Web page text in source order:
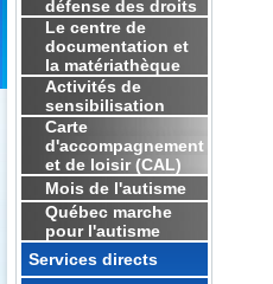
défense des droits
Le centre de
documentation et
la matériathèque
Activités de
sensibilisation
Carte
d'accompagnement
et de loisir (CAL)
Mois de l'autisme
Québec marche
pour l'autisme
Services directs